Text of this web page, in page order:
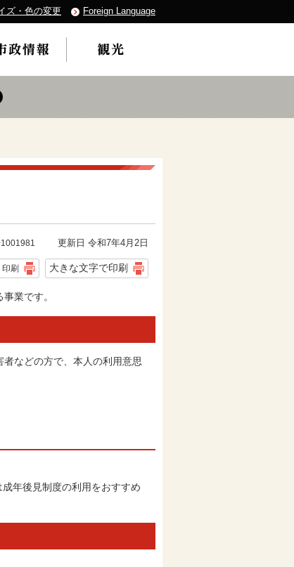
ズ・色の変更 Foreign Language
更新日 令和7年4月2日
印刷 大きな文字で印刷
業です。
などの方で、本人の利用意思
年後見制度の利用をおすすめ